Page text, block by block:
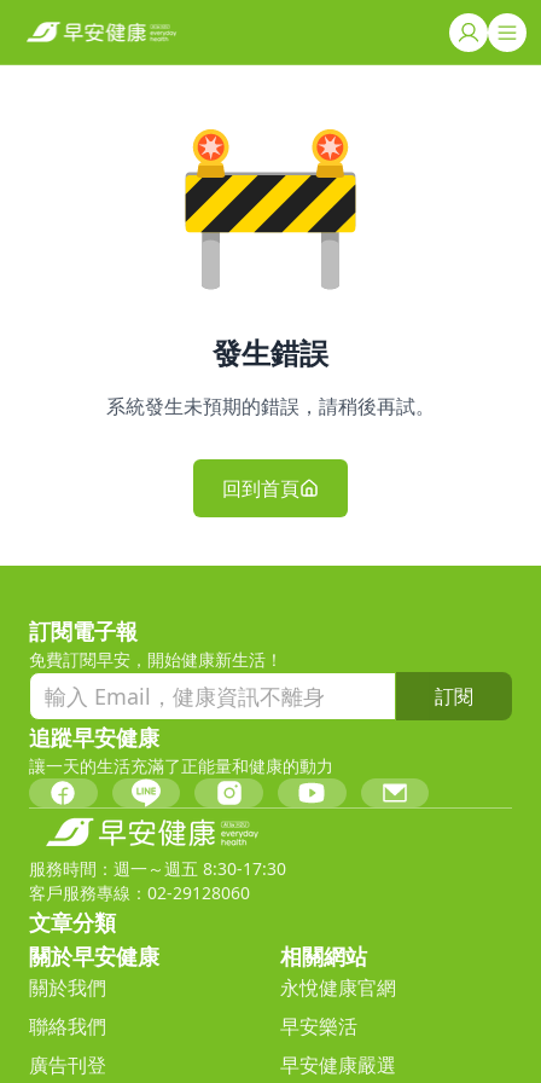
發生錯誤
系統發生未預期的錯誤，請稍後再試。
回到首頁
訂閱電子報
免費訂閱早安，開始健康新生活！
訂閱
追蹤早安健康
讓一天的生活充滿了正能量和健康的動力
服務時間：週一～週五 8:30-17:30
客戶服務專線：02-29128060
文章分類
關於早安健康
關於我們
聯絡我們
廣告刊登
相關網站
永悅健康官網
早安樂活
早安健康嚴選